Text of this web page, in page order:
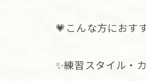
💗こんな方におす
✨練習スタイル・